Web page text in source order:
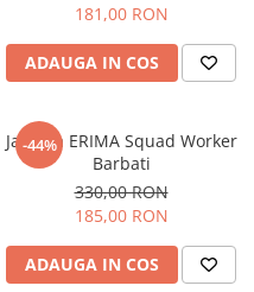
181,00 RON
ADAUGA IN COS
-44%
Jacheta ERIMA Squad Worker
Barbati
330,00 RON
185,00 RON
ADAUGA IN COS